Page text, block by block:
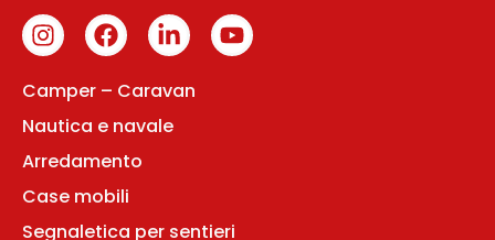
Camper – Caravan
Nautica e navale
Arredamento
Case mobili
Segnaletica per sentieri